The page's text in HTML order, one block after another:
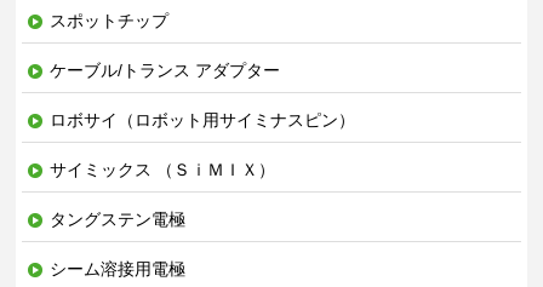
スポットチップ
ケーブル/トランス アダプター
ロボサイ（ロボット用サイミナスピン）
サイミックス （ＳｉＭＩＸ）
タングステン電極
シーム溶接用電極